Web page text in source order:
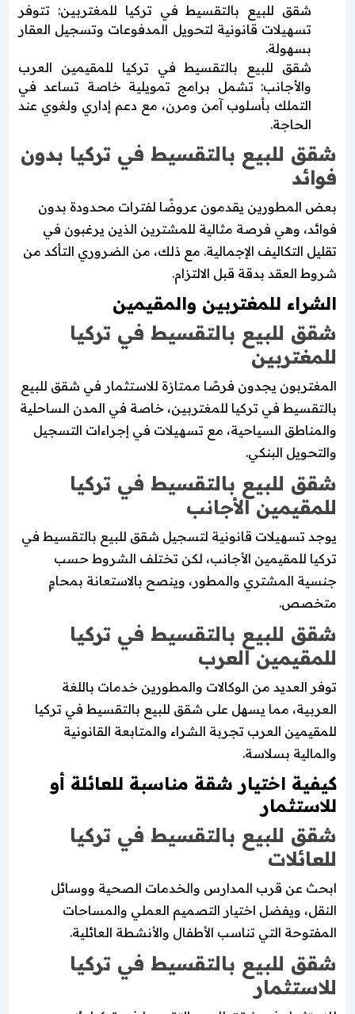
شقق للبيع بالتقسيط في تركيا للمغتربين: تتوفر
تسهيلات قانونية لتحويل المدفوعات وتسجيل العقار
بسهولة.
شقق للبيع بالتقسيط في تركيا للمقيمين العرب
والأجانب: تشمل برامج تمويلية خاصة تساعد في
التملك بأسلوب آمن ومرن، مع دعم إداري ولغوي عند
الحاجة.
شقق للبيع بالتقسيط في تركيا بدون
فوائد
بعض المطورين يقدمون عروضًا لفترات محدودة بدون
فوائد، وهي فرصة مثالية للمشترين الذين يرغبون في
تقليل التكاليف الإجمالية. مع ذلك، من الضروري التأكد من
شروط العقد بدقة قبل الالتزام.
الشراء للمغتربين والمقيمين
شقق للبيع بالتقسيط في تركيا
للمغتربين
المغتربون يجدون فرصًا ممتازة للاستثمار في شقق للبيع
بالتقسيط في تركيا للمغتربين، خاصة في المدن الساحلية
والمناطق السياحية، مع تسهيلات في إجراءات التسجيل
والتحويل البنكي.
شقق للبيع بالتقسيط في تركيا
للمقيمين الأجانب
يوجد تسهيلات قانونية لتسجيل شقق للبيع بالتقسيط في
تركيا للمقيمين الأجانب، لكن تختلف الشروط حسب
جنسية المشتري والمطور، وينصح بالاستعانة بمحامٍ
متخصص.
شقق للبيع بالتقسيط في تركيا
للمقيمين العرب
توفر العديد من الوكالات والمطورين خدمات باللغة
العربية، مما يسهل على شقق للبيع بالتقسيط في تركيا
للمقيمين العرب تجربة الشراء والمتابعة القانونية
والمالية بسلاسة.
كيفية اختيار شقة مناسبة للعائلة أو
للاستثمار
شقق للبيع بالتقسيط في تركيا
للعائلات
ابحث عن قرب المدارس والخدمات الصحية ووسائل
النقل، ويفضل اختيار التصميم العملي والمساحات
المفتوحة التي تناسب الأطفال والأنشطة العائلية.
شقق للبيع بالتقسيط في تركيا
للاستثمار